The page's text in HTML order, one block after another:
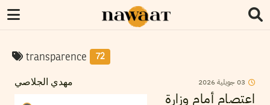
transparence 72
مهدي الجلاصي 03جويلية2026
اعتصام أمام وزارة